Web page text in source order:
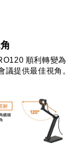
順利轉變為
議提供最佳視角。